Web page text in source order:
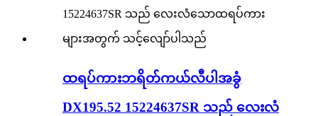
ထရပ်ကားဘရိတ်ကယ်လီပါအခွံ
DX195.52 15224637SR သည် လေးလံ